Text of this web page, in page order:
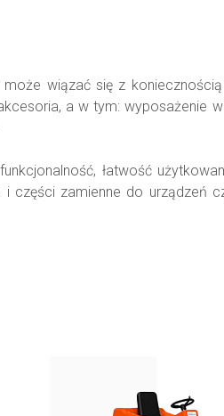
wiązać się z
a w tym:
łatwość
części zamienne do urządzeń